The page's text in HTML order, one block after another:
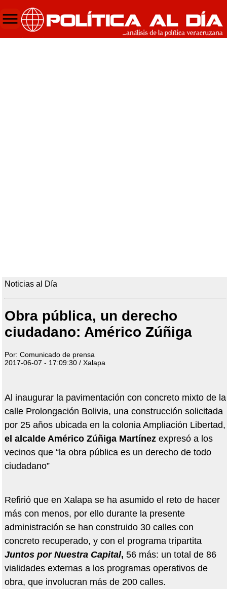
Noticias al Día
Obra pública, un derecho
ciudadano: Américo Zúñiga
Por: Comunicado de prensa
2017-06-07 - 17:09:30 / Xalapa
Al inaugurar la pavimentación con concreto mixto de la
calle Prolongación Bolivia, una construcción solicitada
por 25 años ubicada en la colonia Ampliación Libertad,
el alcalde Américo Zúñiga Martínezexpresó a los
vecinos que “la obra pública es un derecho de todo
ciudadano”
Refirió que en Xalapa se ha asumido el reto de hacer
más con menos, por ello durante la presente
administración se han construido 30 calles con
concreto recuperado, y con el programa tripartita
Juntos por Nuestra Capital, 56 más: un total de 86
vialidades externas a los programas operativos de
obra, que involucran más de 200 calles.